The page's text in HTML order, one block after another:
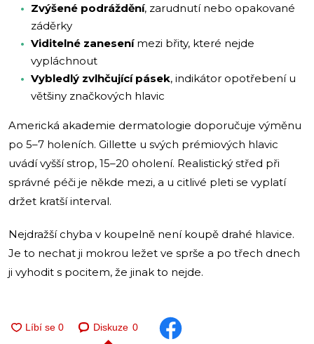
Zvýšené podráždění, zarudnutí nebo opakované
záděrky
Viditelné zanesenímezi břity, které nejde
vypláchnout
Vybledlý zvlhčující pásek, indikátor opotřebení u
většiny značkových hlavic
Americká akademie dermatologie doporučuje výměnu
po 5–7 holeních. Gillette u svých prémiových hlavic
uvádí vyšší strop, 15–20 oholení. Realistický střed při
správné péči je někde mezi, a u citlivé pleti se vyplatí
držet kratší interval.
Nejdražší chyba v koupelně není koupě drahé hlavice.
Je to nechat ji mokrou ležet ve sprše a po třech dnech
ji vyhodit s pocitem, že jinak to nejde.
Diskuze 0